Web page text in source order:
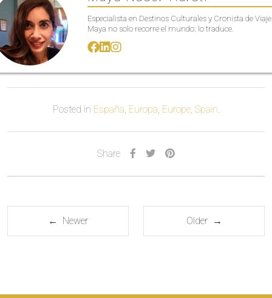
Especialista en Destinos Culturales y Cronista de
Maya no solo recorre el mundo; lo traduce.
Posted in España, Europa, Europe, Spain.
Share
← Newer Older →